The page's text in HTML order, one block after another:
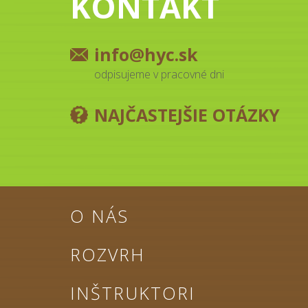
info@hyc.sk
odpisujeme v pracovné dni
NAJČASTEJŠIE OTÁZKY
O NÁS
ROZVRH
INŠTRUKTORI